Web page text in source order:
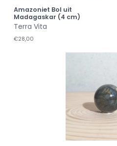
Amazoniet Bol uit
Madagaskar (4 cm)
Terra Vita
€28,00